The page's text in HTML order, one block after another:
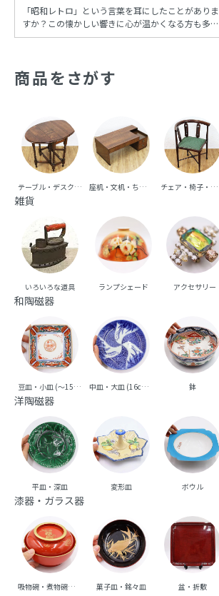
「昭和レトロ」という言葉を耳にしたことがありま
すか？この懐かしい響きに心が温かくなる方も多い
でしょう。昭和時代の風情を再現し、今も多くの
す。
商品をさがす
テーブル・デスク・机 座机・文机・ちゃぶ台 チェア・椅子・ベンチ・ソファ
雑貨
いろいろな道具 ランプシェード アクセサリー
和陶磁器
豆皿・小皿 (～15cm台) 中皿・大皿 (16cm台～) 鉢
洋陶磁器
平皿・深皿 変形皿 ボウル
漆器・ガラス器
吸物碗・煮物碗・丼碗 菓子皿・銘々皿 盆・折敷